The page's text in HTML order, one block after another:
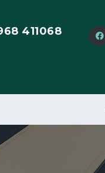
411068